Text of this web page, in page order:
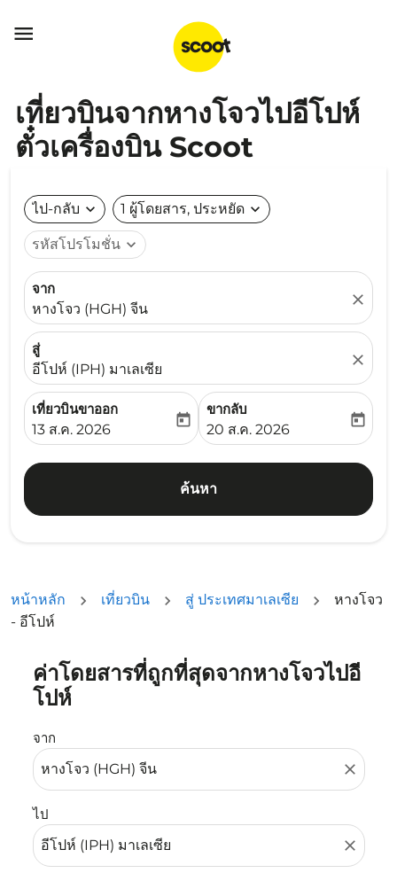

เที่ยวบินจากหางโจวไปอีโปห์
ตั๋วเครื่องบิน Scoot
ไป-กลับ expand_more 1 ผู้โดยสาร, ประหยัด expand_more
รหัสโปรโมชั่น expand_more
จาก
หางโจว (HGH) จีน
close
สู่
อีโปห์ (IPH) มาเลเซีย
close
เที่ยวบินขาออก
fc-booking-departure-date-aria-label
13 ส.ค. 2026
today
ขากลับ
fc-booking-return-date-
20 ส.ค. 2026
today
ค้นหา
หน้าหลัก เที่ยวบิน สู่ ประเทศมาเลเซีย
หางโจว
- อีโปห์
ค่าโดยสารที่ถูกที่สุดจากหางโจวไปอี
โปห์
จาก
close
ไป
close
ลองอัปเดตเส้นทางของคุณ (ต้นทางและ/หรือปลายทาง) หรื